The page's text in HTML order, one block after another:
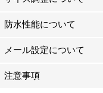
防水性能について
メール設定について
注意事項